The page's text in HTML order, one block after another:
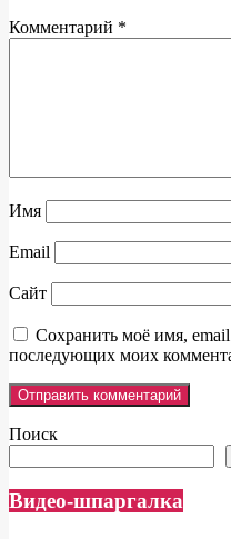
Комментарий *
Имя
Email
Сайт
Сохранить моё имя, email
последующих моих
Поиск
Видео-шпаргалка